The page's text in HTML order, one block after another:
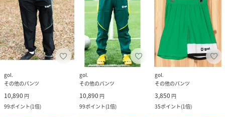
gol.
その他のパンツ
10,890 円
99ポイント(1倍)
gol.
その他のパンツ
10,890 円
99ポイント(1倍)
gol.
その他のパンツ
3,850 円
35ポイント(1倍)